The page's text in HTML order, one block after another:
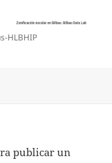
HLBHIP
publicar un